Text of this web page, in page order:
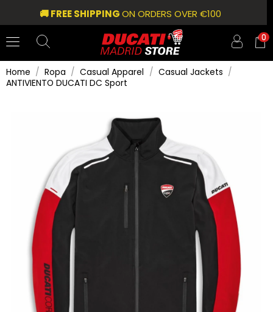
🚚 FREE SHIPPINGON ORDERS OVER €100
0
Home Ropa Casual Apparel
Casual Jackets
ANTIVIENTO DUCATI DC Sport